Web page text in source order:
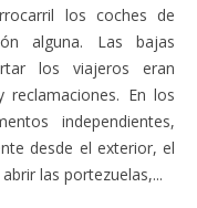
los coches de
alguna. Las bajas
los viajeros eran
En los
independientes,
desde el exterior, el
las portezuelas,...